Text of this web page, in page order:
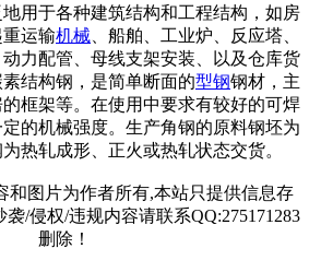
用于各种建筑结构和工程结构，如房
运输机械 、船舶、工业炉、反应塔、
力配管、母线支架安装、以及仓库货
结构钢，是简单断面的型钢钢材，主
框架等。在使用中要求有较好的可焊
的机械强度。生产角钢的原料钢坯为
热轧成形、正火或热轧状态交货。
和图片为作者所有,本站只提供信息存
/侵权/违规内容请联系QQ:275171283
删除！